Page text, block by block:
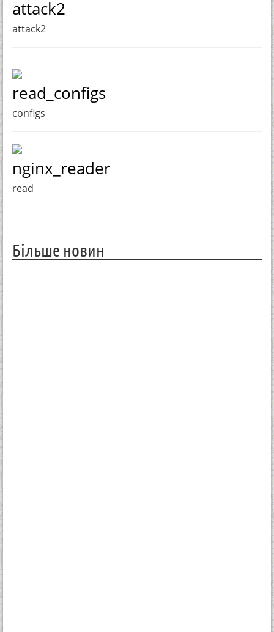
attack2
attack2
read_configs
configs
nginx_reader
read
Більше новин